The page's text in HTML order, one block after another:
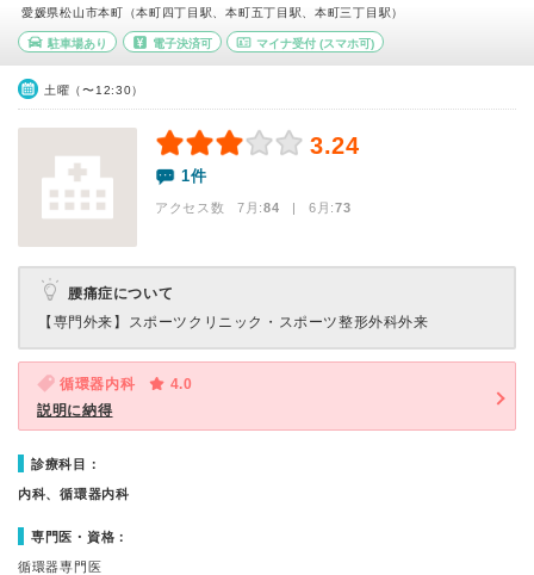
愛媛県松山市本町（本町四丁目駅、本町五丁目駅、本町三丁目駅）
駐車場あり 電子決済可 マイナ受付 (スマホ可)
土曜（〜12:30）
3.24
1件
アクセス数 7月:84 | 6月:73
腰痛症について
【専門外来】 スポーツクリニック・スポーツ整形外科外来
循環器内科
4.0
説明に納得
診療科目：
内科、循環器内科
専門医・資格：
循環器専門医